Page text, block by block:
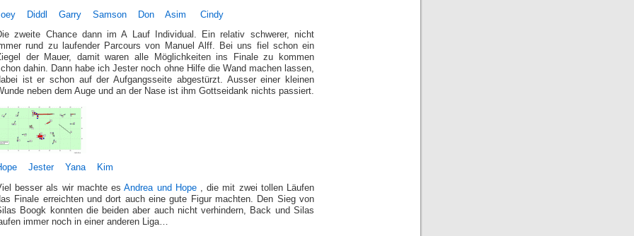
Diddl Garry Samson Don Asim Cindy
zweite Chance dann im A Lauf Individual. Ein relativ schwerer, nicht
rund zu laufender Parcours von Manuel Alff. Bei uns fiel schon ein
der Mauer, damit waren alle Möglichkeiten ins Finale zu kommen
dahin. Dann habe ich Jester noch ohne Hilfe die Wand machen lassen,
ist er schon auf der Aufgangsseite abgestürzt. Ausser einer kleinen
neben dem Auge und an der Nase ist ihm Gottseidank nichts passiert.
Jester Yana Kim
besser als wir machte esAndrea und Hope , die mit zwei tollen Läufen
Finale erreichten und dort auch eine gute Figur machten. Den Sieg von
Boogk konnten die beiden aber auch nicht verhindern, Back und Silas
immer noch in einer anderen Liga…